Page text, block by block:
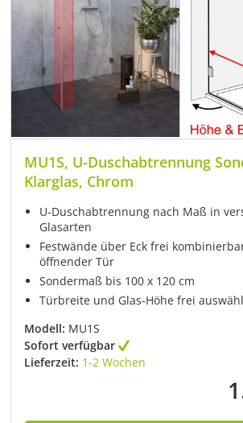
MU1S, U-Duschabtrennung
Klarglas, Chrom
U-Duschabtrennung nach Maß in
Glasarten
Festwände über Eck frei
öffnender Tür
Sondermaß bis 100 x 120 cm
Türbreite und Glas-Höhe frei
Modell: MU1S
Sofort verfügbar
Lieferzeit: 1-2 Wochen